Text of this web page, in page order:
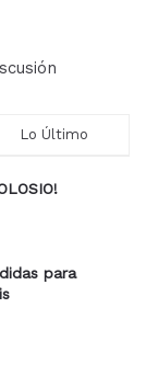
Lo Último
para